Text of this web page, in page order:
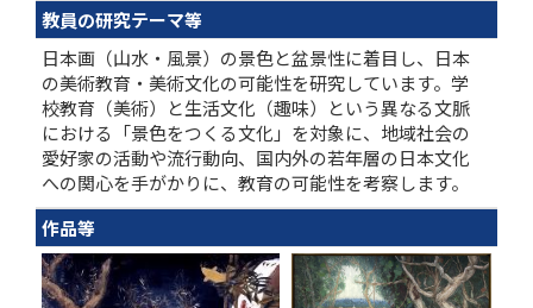
教員の研究テーマ等
日本画（山水・風景）の景色と盆景性に着目し、日本
の美術教育・美術文化の可能性を研究しています。学
校教育（美術）と生活文化（趣味）という異なる文脈
における「景色をつくる文化」を対象に、地域社会の
愛好家の活動や流行動向、国内外の若年層の日本文化
への関心を手がかりに、教育の可能性を考察します。
作品等